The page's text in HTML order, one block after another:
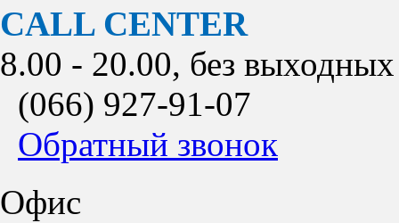
CALL CENTER
8.00 - 20.00, без выходных
(066) 927-91-07
Обратный звонок
Офис